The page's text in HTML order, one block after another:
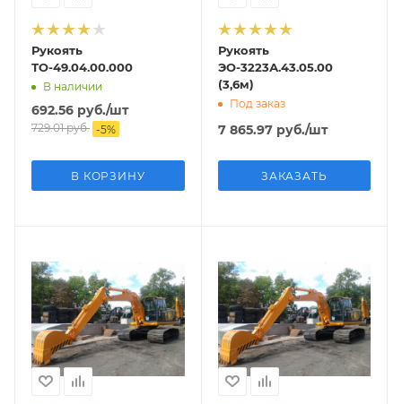
Рукоять
ТО-49.04.00.000
В наличии
692.56 руб./шт
729.01руб. -5%
В КОРЗИНУ
Рукоять
ЭО-3223А.43.05.00
(3,6м)
Под заказ
7 865.97руб./шт
ЗАКАЗАТЬ